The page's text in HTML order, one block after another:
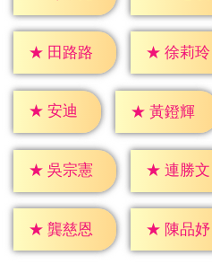
★ 田路路 ★ 徐莉玲
★ 安迪 ★ 黃鐙輝
★ 吳宗憲 ★ 連勝文
★ 龔慈恩 ★ 陳品妤